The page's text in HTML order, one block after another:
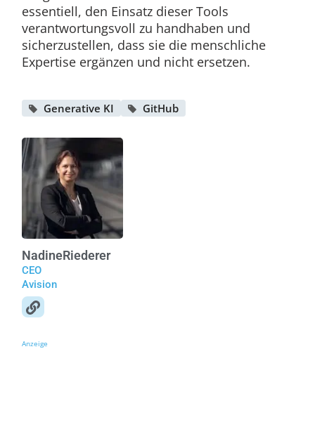
essentiell, den Einsatz dieser Tools
verantwortungsvoll zu handhaben und
sicherzustellen, dass sie die menschliche
Expertise ergänzen und nicht ersetzen.
Generative KI GitHub
NadineRiederer
CEO
Avision
Anzeige